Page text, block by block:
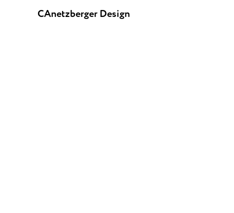
CAnetzberger Design